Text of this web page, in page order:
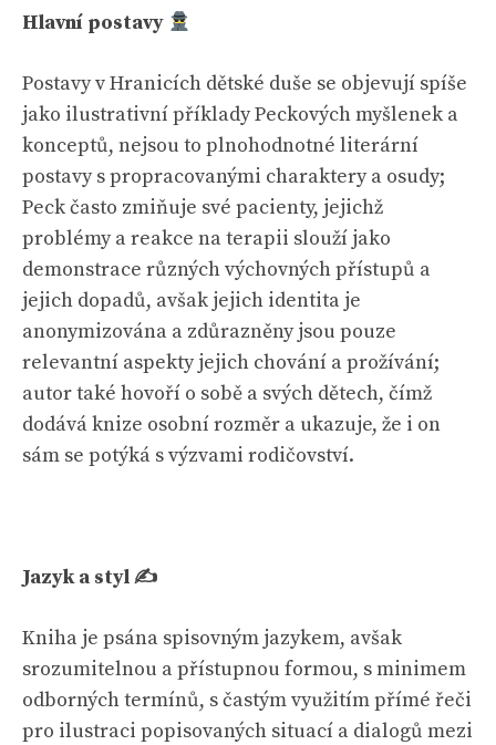
Hlavní postavy
Postavy v Hranicích dětské duše se objevují spíše
jako ilustrativní příklady Peckových myšlenek a
konceptů, nejsou to plnohodnotné literární
postavy s propracovanými charaktery a osudy;
Peck často zmiňuje své pacienty, jejichž
problémy a reakce na terapii slouží jako
demonstrace různých výchovných přístupů a
jejich dopadů, avšak jejich identita je
anonymizována a zdůrazněny jsou pouze
relevantní aspekty jejich chování a prožívání;
autor také hovoří o sobě a svých dětech, čímž
dodává knize osobní rozměr a ukazuje, že i on
sám se potýká s výzvami rodičovství.
Jazyk a styl ✍️
Kniha je psána spisovným jazykem, avšak
srozumitelnou a přístupnou formou, s minimem
odborných termínů, s častým využitím přímé řeči
pro ilustraci popisovaných situací a dialogů mezi